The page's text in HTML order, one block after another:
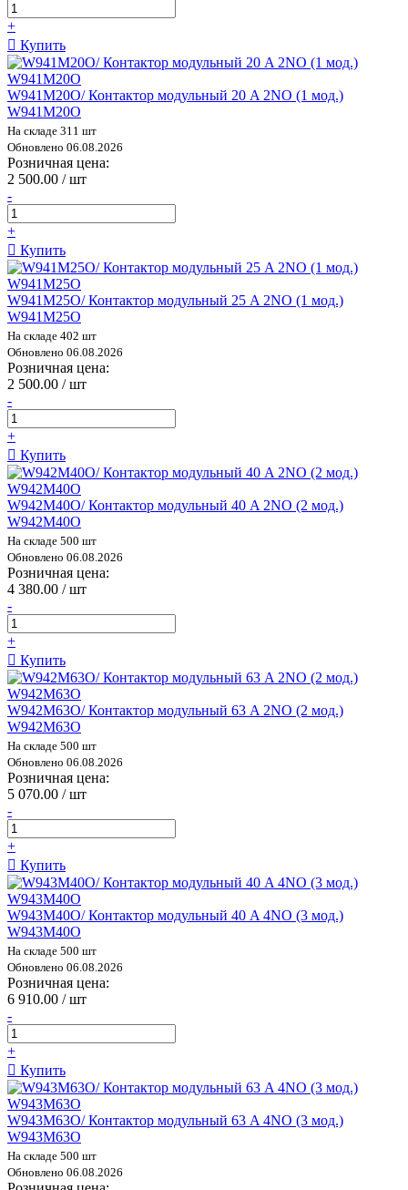
+
Купить
W941M20O/ Контактор модульный 20 A 2NO (1 мод.)
W941M20O
На складе 311 шт
Обновлено 06.08.2026
Розничная цена:
2 500.00 / шт
-
+
Купить
W941M25O/ Контактор модульный 25 A 2NO (1 мод.)
W941M25O
На складе 402 шт
Обновлено 06.08.2026
Розничная цена:
2 500.00 / шт
-
+
Купить
W942M40O/ Контактор модульный 40 A 2NO (2 мод.)
W942M40O
На складе 500 шт
Обновлено 06.08.2026
Розничная цена:
4 380.00 / шт
-
+
Купить
W942M63O/ Контактор модульный 63 A 2NO (2 мод.)
W942M63O
На складе 500 шт
Обновлено 06.08.2026
Розничная цена:
5 070.00 / шт
-
+
Купить
W943M40O/ Контактор модульный 40 A 4NO (3 мод.)
W943M40O
На складе 500 шт
Обновлено 06.08.2026
Розничная цена:
6 910.00 / шт
-
+
Купить
W943M63O/ Контактор модульный 63 A 4NO (3 мод.)
W943M63O
На складе 500 шт
Обновлено 06.08.2026